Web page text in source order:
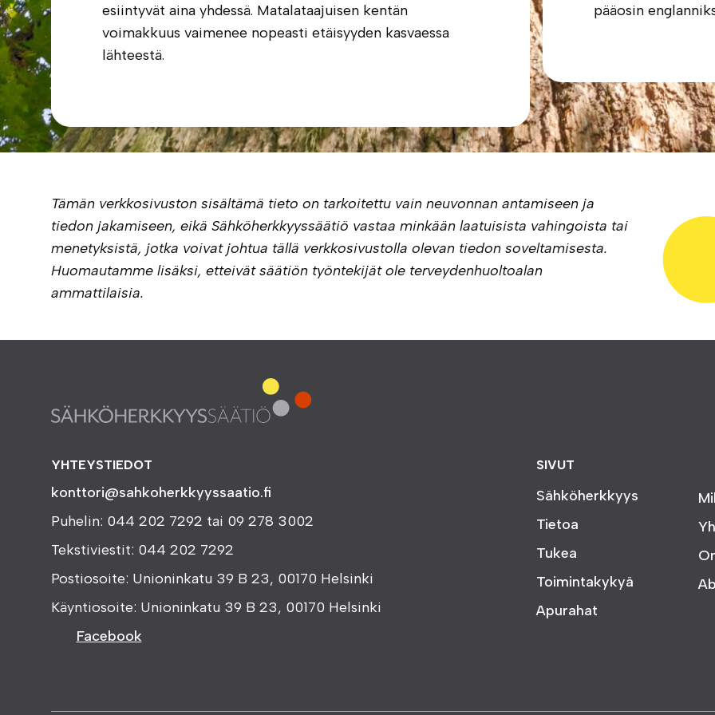
esiintyvät aina yhdessä. Matalataajuisen kentän
voimakkuus vaimenee nopeasti etäisyyden kasvaessa
lähteestä.
pääosin
Tämän verkkosivuston sisältämä tieto on tarkoitettu vain neuvonnan antamiseen ja
tiedon jakamiseen, eikä Sähköherkkyyssäätiö vastaa minkään laatuisista vahingoista tai
menetyksistä, jotka voivat johtua tällä verkkosivustolla olevan tiedon soveltamisesta.
Huomautamme lisäksi, etteivät säätiön työntekijät ole terveydenhuoltoalan
ammattilaisia.
YHTEYSTIEDOT
konttori@sahkoherkkyyssaatio.fi
Puhelin: 044 202 7292 tai 09 278 3002
Tekstiviestit: 044 202 7292
Postiosoite: Unioninkatu 39 B 23, 00170 Helsinki
Käyntiosoite: Unioninkatu 39 B 23, 00170 Helsinki
Facebook
SIVUT
Sähköherkkyys
Tietoa
Tukea
Toimintakykyä
Apurahat